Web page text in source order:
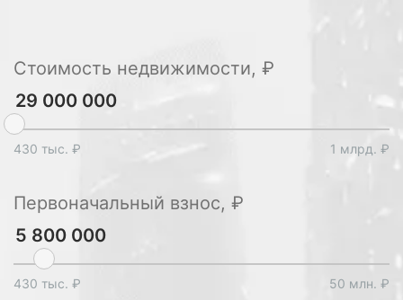
Стоимость недвижимости, ₽
430 тыс. ₽ 1 млрд. ₽
Первоначальный взнос, ₽
430 тыс. ₽ 50 млн. ₽